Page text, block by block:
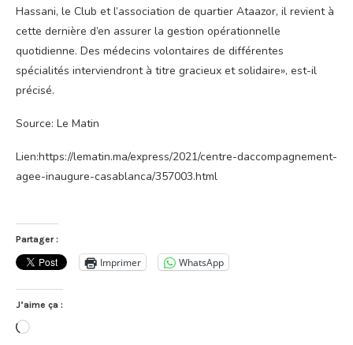
Hassani, le Club et l’association de quartier Ataazor, il revient à
cette dernière d’en assurer la gestion opérationnelle
quotidienne. Des médecins volontaires de différentes
spécialités interviendront à titre gracieux et solidaire», est-il
précisé.
Source: Le Matin
Lien:https://lematin.ma/express/2021/centre-daccompagnement-
agee-inaugure-casablanca/357003.html
Partager :
Imprimer WhatsApp
J’aime ça :
Chargement…